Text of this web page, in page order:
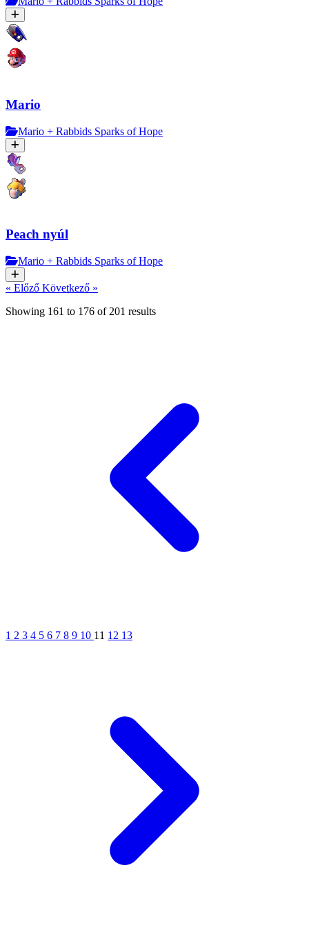
Mario
Mario + Rabbids Sparks of Hope
Peach nyúl
Mario + Rabbids Sparks of Hope
« Előző Következő »
Showing 161 to 176 of 201 results
1 2 3 4 5 6 7 8 9 10 11 12 13